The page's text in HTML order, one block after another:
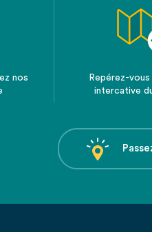
nos
Repérez-
intercative